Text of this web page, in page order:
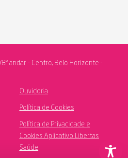
andar - Centro, Belo Horizonte -
Ouvidoria
Política de Cookies
Política de Privacidade e
Cookies Aplicativo Libertas
Saúde